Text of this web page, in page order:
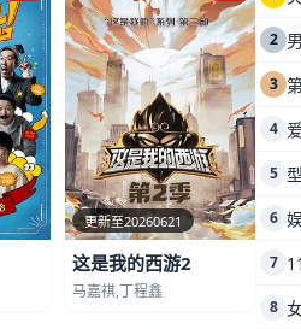
更新至20260621
这是我的西游2
马嘉祺,丁程鑫
2
3
4
5
6
7
8